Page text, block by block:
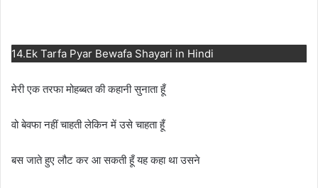
14.Ek Tarfa Pyar Bewafa Shayari in Hindi
मेरी एक तरफा मोहब्बत की कहानी सुनाता हूँ
वो बेवफा नहीं चाहती लेकिन में उसे चाहता हूँ
बस जाते हुए लौट कर आ सकती हूँ यह कहा था उसने